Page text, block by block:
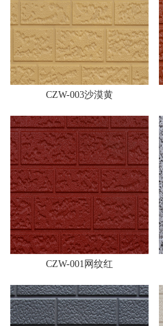
CZW-003沙漠黄
CZW-001网纹红